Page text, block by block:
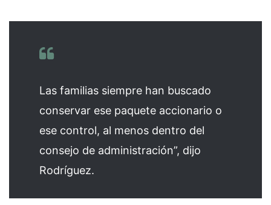
Las familias siempre han buscado
conservar ese paquete accionario o
ese control, al menos dentro del
consejo de administración”, dijo
Rodríguez.